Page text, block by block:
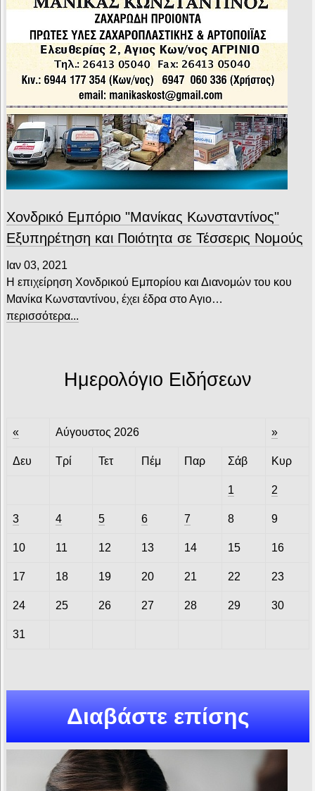
Χονδρικό Εμπόριο "Μανίκας Κωνσταντίνος"
Εξυπηρέτηση και Ποιότητα σε Τέσσερις Νομούς
Ιαν 03, 2021
Η επιχείρηση Χονδρικού Εμπορίου και Διανομών του κου
Μανίκα Κωνσταντίνου, έχει έδρα στο Αγιο…
περισσότερα...
Ημερολόγιο Ειδήσεων
« Αύγουστος 2026 »
Δευ Τρί Τετ Πέμ Παρ Σάβ Κυρ
1 2
3 4 5 6 7 8 9
10 11 12 13 14 15 16
17 18 19 20 21 22 23
24 25 26 27 28 29 30
31
Διαβάστε επίσης